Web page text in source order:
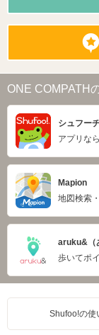
ONE COMPATH
シュフー
アプリな
Mapion
地図検索
aruku&（
歩いてポ
Shufoo!の使